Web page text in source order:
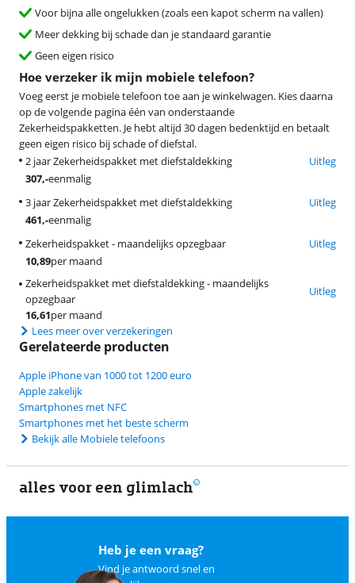
Voor bijna alle ongelukken (zoals een kapot scherm na vallen)
Meer dekking bij schade dan je standaard garantie
Geen eigen risico
Hoe verzeker ik mijn mobiele telefoon?
Voeg eerst je mobiele telefoon toe aan je winkelwagen. Kies daarna
op de volgende pagina één van onderstaande
Zekerheidspakketten. Je hebt altijd 30 dagen bedenktijd en betaalt
geen eigen risico bij schade of diefstal.
2 jaar Zekerheidspakket met diefstaldekking
Uitleg
307,-eenmalig
3 jaar Zekerheidspakket met diefstaldekking
Uitleg
461,-eenmalig
Zekerheidspakket - maandelijks opzegbaar
Uitleg
10,89per maand
Zekerheidspakket met diefstaldekking - maandelijks
opzegbaar
Uitleg
16,61per maand
Lees meer over verzekeringen
Gerelateerde producten
Apple iPhone van 1000 tot 1200 euro
Apple zakelijk
Smartphones met NFC
Smartphones met het beste scherm
Bekijk alle Mobiele telefoons
alles voor een glimlach
Heb je een vraag?
Vind je antwoord snel en